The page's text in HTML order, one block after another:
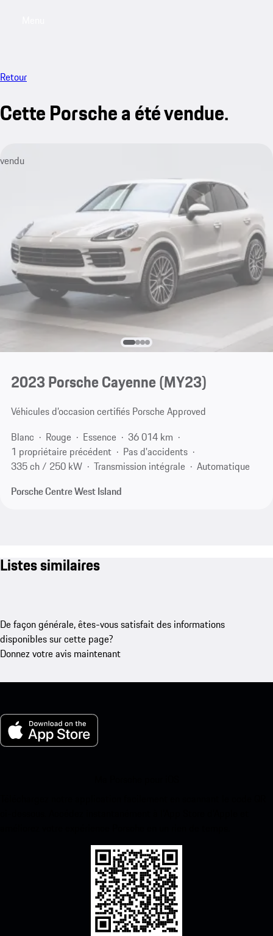
Retour
Cette Porsche a été vendue.
vendu
2023 Porsche Cayenne (MY23)
Véhicules d’occasion certifiés Porsche Approved
Blanc
Rouge Essence
36 014 km
1 propriétaire précédent
Pas d'accidents
335 ch / 250 kW
Transmission intégrale
Automatique
Porsche Centre West Island
Listes similaires
De façon générale, êtes-vous satisfait des informations
disponibles sur cette page?
Donnez votre avis maintenant